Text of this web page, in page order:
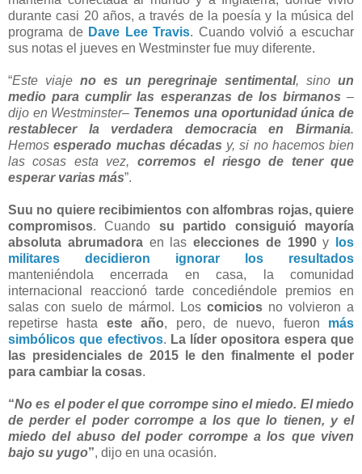
durante casi 20 años, a través de la poesía y la música del
programa de Dave Lee Travis. Cuando volvió a escuchar
sus notas el jueves en Westminster fue muy diferente.
“Este viaje no es un peregrinaje sentimental, sino un
medio para cumplir las esperanzas de los birmanos –
dijo en Westminster– Tenemos una oportunidad única de
restablecer la verdadera democracia en Birmania.
Hemosesperado muchas décadas y, si no hacemos bien
las cosas esta vez, corremos el riesgo de tener que
esperar varias más”.
Suu no quiere recibimientos con alfombras rojas, quiere
compromisos. Cuando su partido consiguió mayoría
absoluta abrumadoraen las elecciones de 1990y
los
militares decidieron ignorar los resultados
manteniéndola encerrada en casa, la comunidad
internacional reaccionó tarde concediéndole premios en
salas con suelo de mármol. Los comicios no volvieron a
repetirse hasta este año, pero, de nuevo, fueron más
simbólicos que efectivos. La líder opositora espera que
las presidenciales de 2015 le den finalmente el poder
para cambiar la cosas.
“No es el poder el que corrompe sino el miedo. El miedo
de perder el poder corrompe a los que lo tienen, y el
miedo del abuso del poder corrompe a los que viven
bajo su yugo”, dijo en una ocasión.